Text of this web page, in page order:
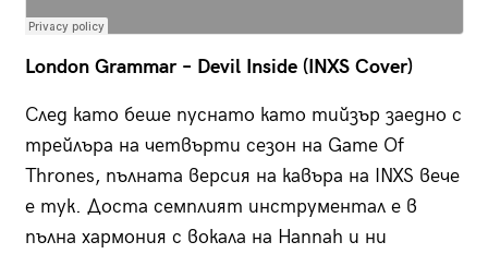
London Grammar – Devil Inside (INXS Cover)
След като беше пуснато като тийзър заедно с
трейлъра на четвърти сезон на Game Of
Thrones, пълната версия на кавъра на INXS вече
е тук. Доста семплият инструментал е в
пълна хармония с вокала на Hannah и ни